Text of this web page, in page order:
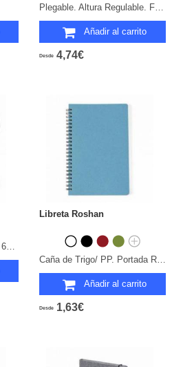
Añadir al carrito
Desde 4,74€
Libreta Roshan
Añadir al carrito
Desde 1,63€